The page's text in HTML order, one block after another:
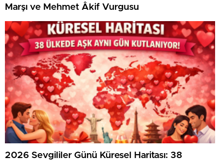
Marşı ve Mehmet Âkif Vurgusu
2026 Sevgililer Günü Küresel Haritası: 38